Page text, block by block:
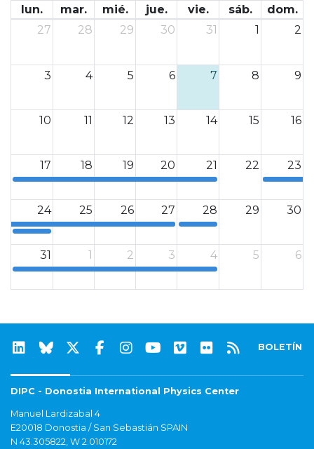
lun. mar. mié. jue. vie. sáb.
dom.
27
28 29 30 31 1 2
3 4 5 6 7 8 9
10 11 12 13 14 15 16
17 18 19 20 21 22 23
0 0
24 25 26 27 28 29 30
0
0
31 1 2 3 4 5 6
0
BOLETÍN
DIPC - Donostia International Physics Center
Manuel Lardizabal 4
E20018 Donostia / San Sebastián SPAIN
N 43.305822, W 2.010172